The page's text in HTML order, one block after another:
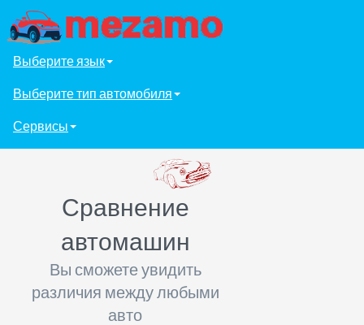
Выберите язык
Выберите тип автомобиля
Сервисы
Сравнение
автомашин
Вы сможете увидить
различия между любыми
авто